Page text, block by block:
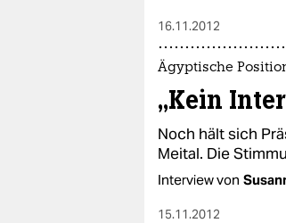
16.11.2012
Ägyptische
„Kein
Noch hält sich
Meital. Die
Interview von
15.11.2012